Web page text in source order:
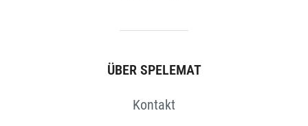
ÜBER SPELEMAT
Kontakt